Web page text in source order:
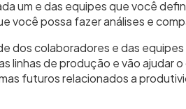
um e das equipes que você
você possa fazer análises e
dos colaboradores e das
linhas de produção e vão ajudar
futuros relacionados a